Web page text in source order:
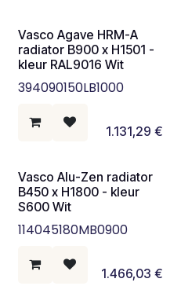
Vasco Agave HRM-A
radiator B900 x H1501 -
kleur RAL9016 Wit
394090150LB1000
1.131,29 €
Vasco Alu-Zen radiator
B450 x H1800 - kleur
S600 Wit
114045180MB0900
1.466,03 €